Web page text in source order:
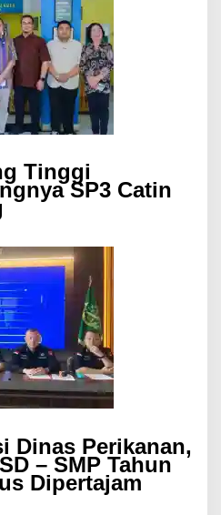
Tinggi
SP3 Catin
Dinas Perikanan,
– SMP Tahun
Dipertajam